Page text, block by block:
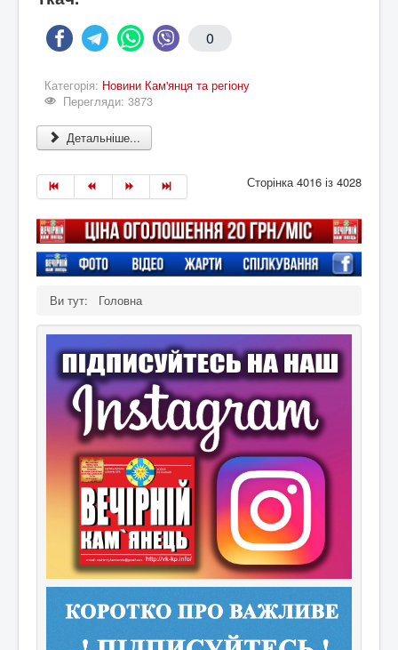
0
Категорія: Новини Кам'янця та регіону
Перегляди: 3873
Детальніше...
Сторінка 4016 із 4028
Ви тут: Головна